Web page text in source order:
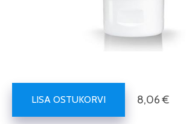
LISA OSTUKORVI 8,06 €